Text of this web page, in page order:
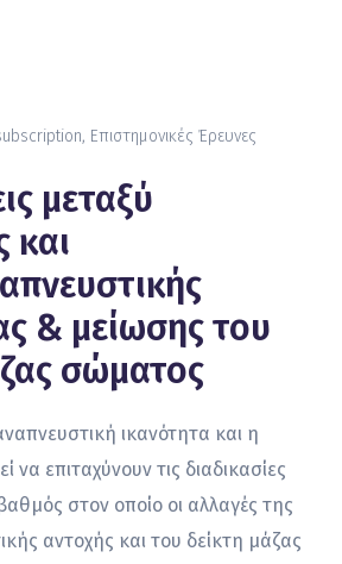
, Επιστημονικές Έρευνες
μεταξύ
και
& μείωσης του
σώματος
ικανότητα και η
να επιταχύνουν τις διαδικασίες
στον οποίο οι αλλαγές της
αντοχής και του δείκτη μάζας